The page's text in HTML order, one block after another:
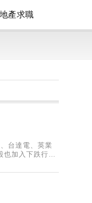
地產求職
台達電、英業
也加入下跌行